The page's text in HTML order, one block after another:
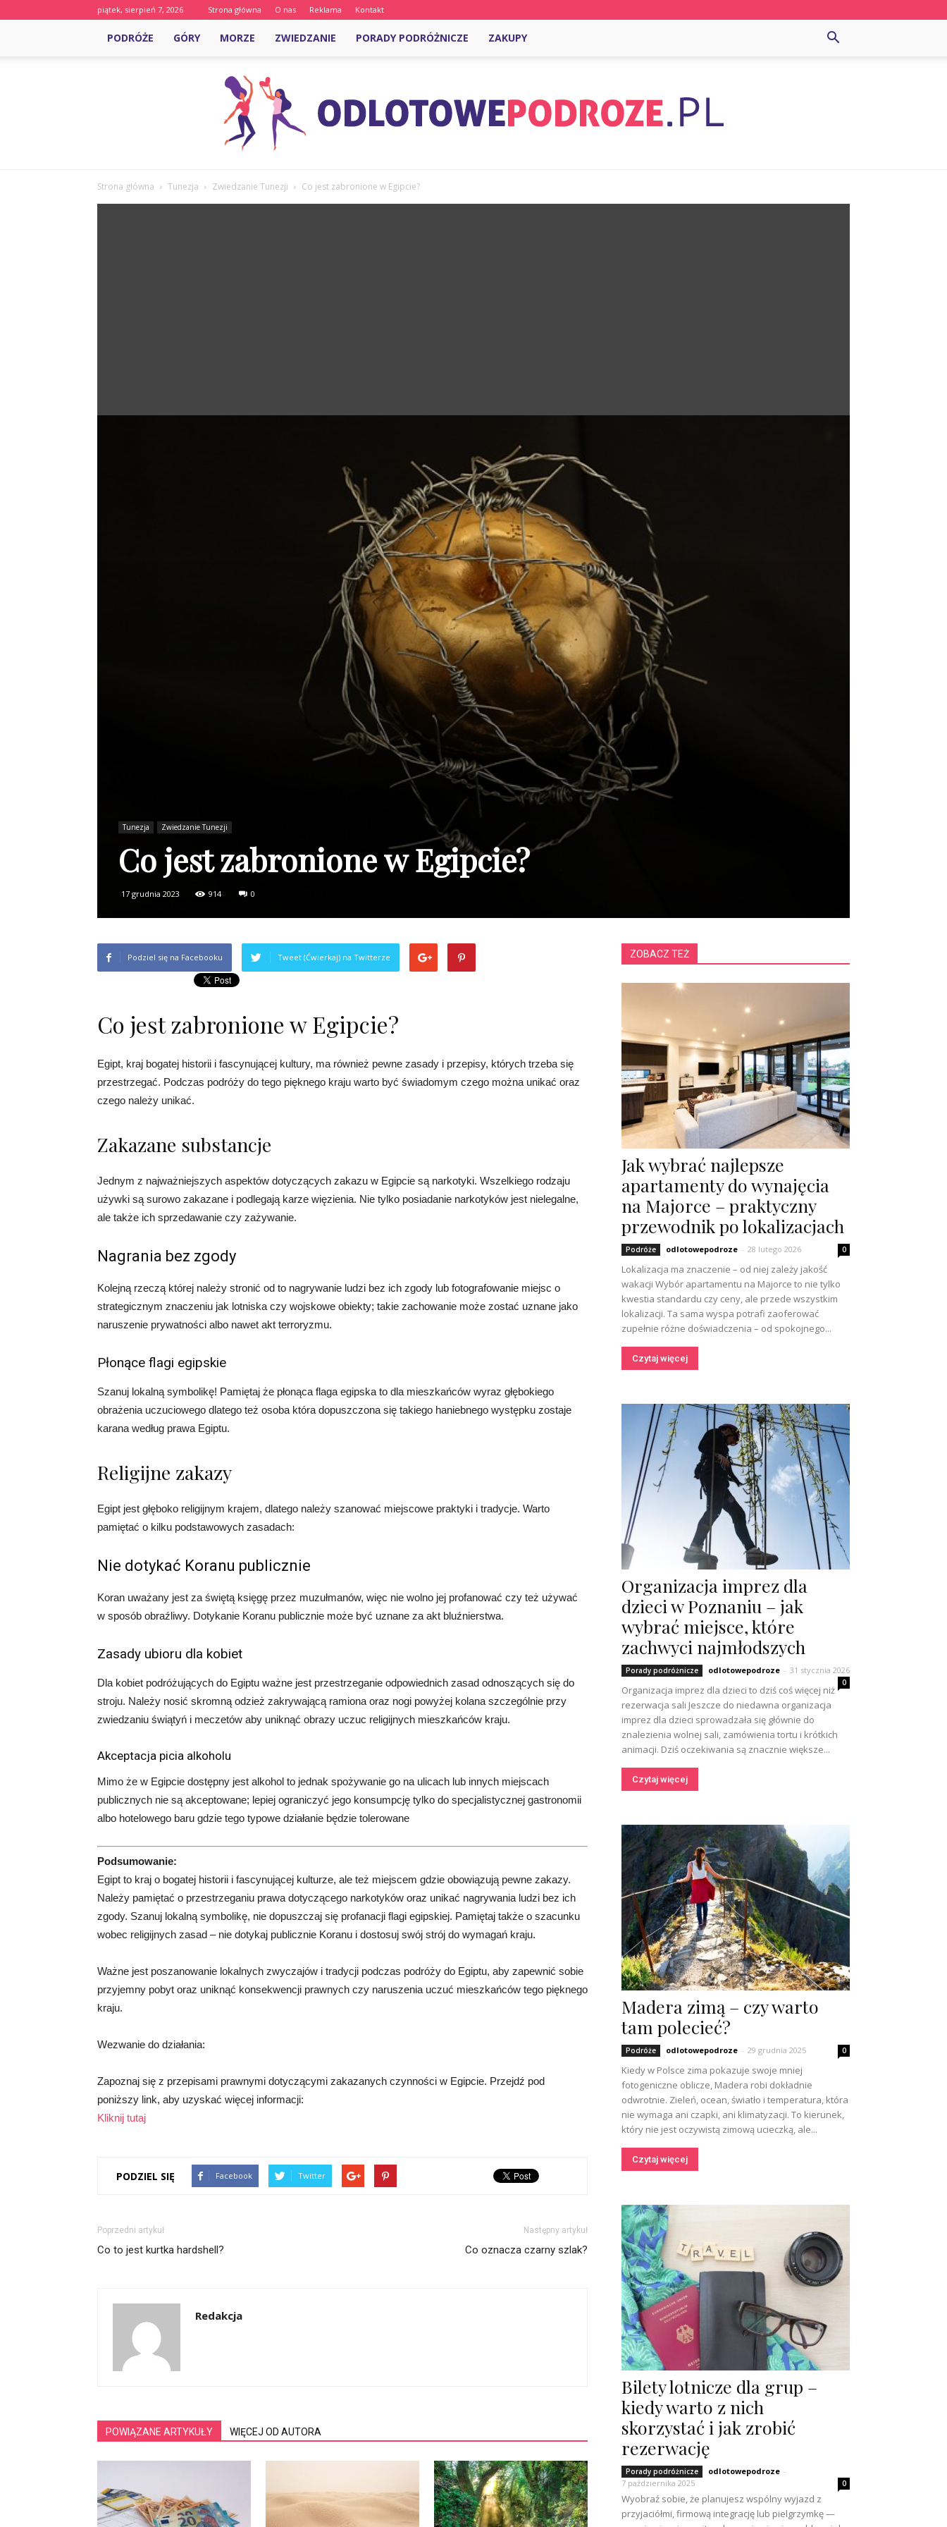
piątek, sierpień 7, 2026 Strona główna O nas Reklama Kontakt
PODRÓŻE GÓRY MORZE ZWIEDZANIE PORADY PODRÓŻNICZE ZAKUPY
OdlotowePodroze.pl
Strona główna Tunezja Zwiedzanie Tunezji Co jest zabronione w Egipcie?
Tunezja Zwiedzanie Tunezji
Co jest zabronione w Egipcie?
17 grudnia 2023 914 0
Podziel się na Facebooku Tweet (Ćwierkaj) na Twitterze
Co jest zabronione w Egipcie?
Egipt, kraj bogatej historii i fascynującej kultury, ma również pewne zasady i przepisy, których trzeba się
przestrzegać. Podczas podróży do tego pięknego kraju warto być świadomym czego można unikać oraz
czego należy unikać.
Zakazane substancje
Jednym z najważniejszych aspektów dotyczących zakazu w Egipcie są narkotyki. Wszelkiego rodzaju
używki są surowo zakazane i podlegają karze więzienia. Nie tylko posiadanie narkotyków jest nielegalne,
ale także ich sprzedawanie czy zażywanie.
Nagrania bez zgody
Kolejną rzeczą której należy stronić od to nagrywanie ludzi bez ich zgody lub fotografowanie miejsc o
strategicznym znaczeniu jak lotniska czy wojskowe obiekty; takie zachowanie może zostać uznane jako
naruszenie prywatności albo nawet akt terroryzmu.
Płonące flagi egipskie
Szanuj lokalną symbolikę! Pamiętaj że płonąca flaga egipska to dla mieszkańców wyraz głębokiego
obrażenia uczuciowego dlatego też osoba która dopuszczona się takiego haniebnego występku zostaje
karana według prawa Egiptu.
Religijne zakazy
Egipt jest głęboko religijnym krajem, dlatego należy szanować miejscowe praktyki i tradycje. Warto
pamiętać o kilku podstawowych zasadach:
Nie dotykać Koranu publicznie
Koran uważany jest za świętą księgę przez muzułmanów, więc nie wolno jej profanować czy też używać
w sposób obraźliwy. Dotykanie Koranu publicznie może być uznane za akt bluźnierstwa.
Zasady ubioru dla kobiet
Dla kobiet podróżujących do Egiptu ważne jest przestrzeganie odpowiednich zasad odnoszących się do
stroju. Należy nosić skromną odzież zakrywającą ramiona oraz nogi powyżej kolana szczególnie przy
zwiedzaniu świątyń i meczetów aby uniknąć obrazy uczuc religijnych mieszkańców kraju.
Akceptacja picia alkoholu
Mimo że w Egipcie dostępny jest alkohol to jednak spożywanie go na ulicach lub innych miejscach
publicznych nie są akceptowane; lepiej ograniczyć jego konsumpcję tylko do specjalistycznej gastronomii
albo hotelowego baru gdzie tego typowe działanie będzie tolerowane
Podsumowanie:
Egipt to kraj o bogatej historii i fascynującej kulturze, ale też miejscem gdzie obowiązują pewne zakazy.
Należy pamiętać o przestrzeganiu prawa dotyczącego narkotyków oraz unikać nagrywania ludzi bez ich
zgody. Szanuj lokalną symbolikę, nie dopuszczaj się profanacji flagi egipskiej. Pamiętaj także o szacunku
wobec religijnych zasad – nie dotykaj publicznie Koranu i dostosuj swój strój do wymagań kraju.
Ważne jest poszanowanie lokalnych zwyczajów i tradycji podczas podróży do Egiptu, aby zapewnić sobie
przyjemny pobyt oraz uniknąć konsekwencji prawnych czy naruszenia uczuć mieszkańców tego pięknego
kraju.
Wezwanie do działania:
Zapoznaj się z przepisami prawnymi dotyczącymi zakazanych czynności w Egipcie. Przejdź pod
poniższy link, aby uzyskać więcej informacji:
Kliknij tutaj
PODZIEL SIĘ Facebook Twitter
Poprzedni artykuł
Co to jest kurtka hardshell?
Następny artykuł
Co oznacza czarny szlak?
Redakcja
POWIĄZANE ARTYKUŁY WIĘCEJ OD AUTORA
ZOBACZ TEŻ
Jak wybrać najlepsze
apartamenty do wynajęcia
na Majorce – praktyczny
przewodnik po lokalizacjach
Podróże odlotowepodroze - 28 lutego 2026 0
Lokalizacja ma znaczenie – od niej zależy jakość
wakacji Wybór apartamentu na Majorce to nie tylko
kwestia standardu czy ceny, ale przede wszystkim
lokalizacji. Ta sama wyspa potrafi zaoferować
zupełnie różne doświadczenia – od spokojnego...
Czytaj więcej
Organizacja imprez dla
dzieci w Poznaniu – jak
wybrać miejsce, które
zachwyci najmłodszych
Porady podróżnicze odlotowepodroze - 31 stycznia 2026
0
Organizacja imprez dla dzieci to dziś coś więcej niż
rezerwacja sali Jeszcze do niedawna organizacja
imprez dla dzieci sprowadzała się głównie do
znalezienia wolnej sali, zamówienia tortu i krótkich
animacji. Dziś oczekiwania są znacznie większe...
Czytaj więcej
Madera zimą – czy warto
tam polecieć?
Podróże odlotowepodroze - 29 grudnia 2025 0
Kiedy w Polsce zima pokazuje swoje mniej
fotogeniczne oblicze, Madera robi dokładnie
odwrotnie. Zieleń, ocean, światło i temperatura, która
nie wymaga ani czapki, ani klimatyzacji. To kierunek,
który nie jest oczywistą zimową ucieczką, ale...
Czytaj więcej
Bilety lotnicze dla grup –
kiedy warto z nich
skorzystać i jak zrobić
rezerwację
Porady podróżnicze odlotowepodroze -
7 października 2025
0
Wyobraź sobie, że planujesz wspólny wyjazd z
przyjaciółmi, firmową integrację lub pielgrzymkę —